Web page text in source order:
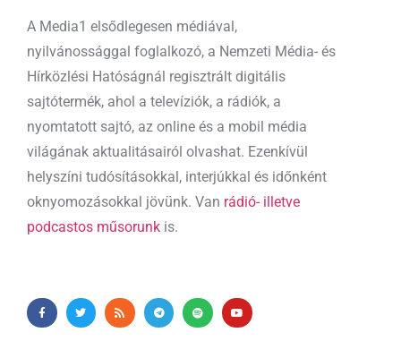
A Media1 elsődlegesen médiával,
nyilvánossággal foglalkozó, a Nemzeti Média- és
Hírközlési Hatóságnál regisztrált digitális
sajtótermék, ahol a televíziók, a rádiók, a
nyomtatott sajtó, az online és a mobil média
világának aktualitásairól olvashat. Ezenkívül
helyszíni tudósításokkal, interjúkkal és időnként
oknyomozásokkal jövünk. Van rádió- illetve
podcastos műsorunk is.